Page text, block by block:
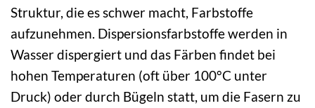
Struktur, die es schwer macht, Farbstoffe
aufzunehmen. Dispersionsfarbstoffe werden in
Wasser dispergiert und das Färben findet bei
hohen Temperaturen (oft über 100°C unter
Druck) oder durch Bügeln statt, um die Fasern zu